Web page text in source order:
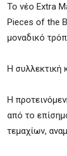
Το νέο Extra
Pieces of the
μοναδικό
Η συλλεκτική
Η
από το
τεμαχίων,